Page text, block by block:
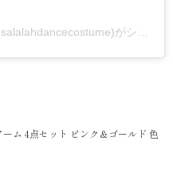
Salalah_Bellydancecoustume(@salalahdancecostume)がシェアした投稿
ム 4点セット ピンク＆ゴールド 色